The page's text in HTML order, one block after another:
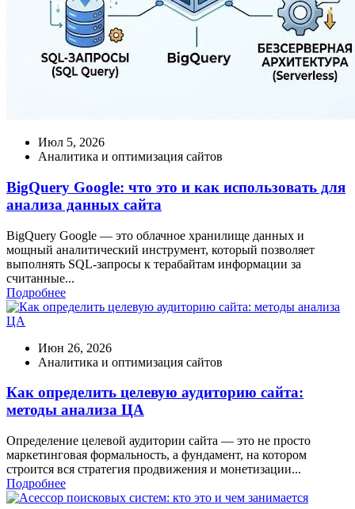
Июл 5, 2026
Аналитика и оптимизация сайтов
BigQuery Google: что это и как использовать для
анализа данных сайта
BigQuery Google — это облачное хранилище данных и
мощный аналитический инструмент, который позволяет
выполнять SQL-запросы к терабайтам информации за
считанные...
Подробнее
Июн 26, 2026
Аналитика и оптимизация сайтов
Как определить целевую аудиторию сайта:
методы анализа ЦА
Определение целевой аудитории сайта — это не просто
маркетинговая формальность, а фундамент, на котором
строится вся стратегия продвижения и монетизации...
Подробнее